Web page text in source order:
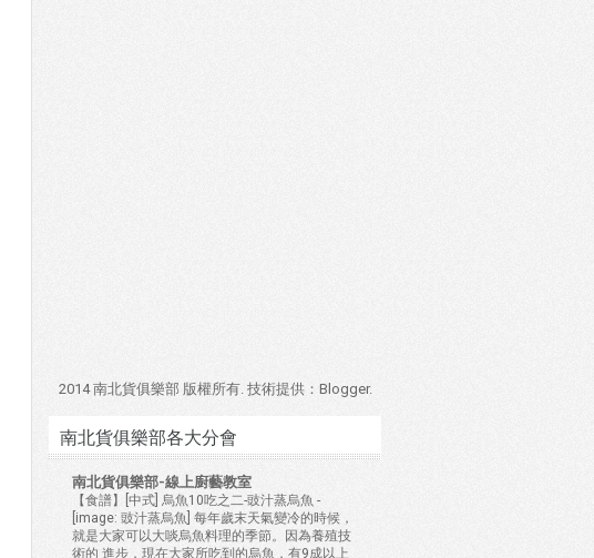
2014 南北貨俱樂部 版權所有. 技術提供： Blogger.
南北貨俱樂部各大分會
南北貨俱樂部-線上廚藝教室
【食譜】[中式] 烏魚10吃之二-豉汁蒸烏魚 -
[image: 豉汁蒸烏魚] 每年歲末天氣變冷的時候，
就是大家可以大啖烏魚料理的季節。因為養殖技
術的 進步，現在大家所吃到的烏魚，有9成以上